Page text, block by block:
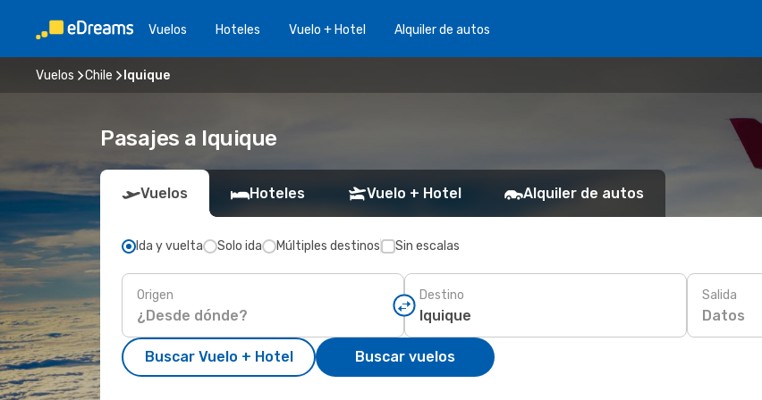
Vuelos Hoteles Vuelo + Hotel Alquiler de autos
Vuelos Chile Iquique
Pasajes a Iquique
Vuelos Hoteles Vuelo + Hotel Alquiler de autos
Ida y vuelta Solo ida Múltiples destinos Sin escalas
Origen Destino Salida
Datos
Buscar Vuelo + Hotel Buscar vuelos